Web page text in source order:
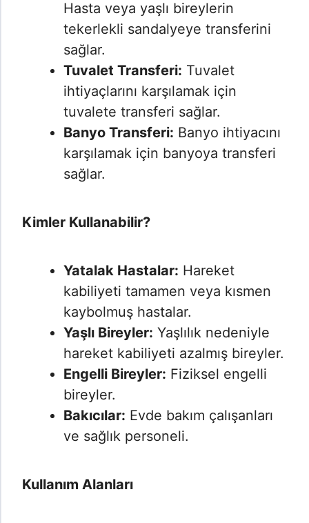
Hasta veya yaşlı bireylerin
tekerlekli sandalyeye transferini
sağlar.
Tuvalet Transferi: Tuvalet
ihtiyaçlarını karşılamak için
tuvalete transferi sağlar.
Banyo Transferi: Banyo ihtiyacını
karşılamak için banyoya transferi
sağlar.
Kimler Kullanabilir?
Yatalak Hastalar: Hareket
kabiliyeti tamamen veya kısmen
kaybolmuş hastalar.
Yaşlı Bireyler: Yaşlılık nedeniyle
hareket kabiliyeti azalmış bireyler.
Engelli Bireyler: Fiziksel engelli
bireyler.
Bakıcılar: Evde bakım çalışanları
ve sağlık personeli.
Kullanım Alanları